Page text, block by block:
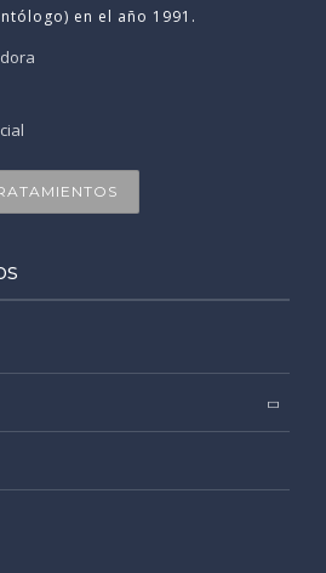
en el año 1991.